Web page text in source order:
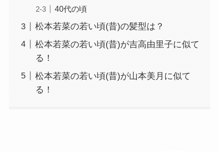
40代の頃
松本若菜の若い頃(昔)の髪型は？
松本若菜の若い頃(昔)が吉高由里子に似て
る！
松本若菜の若い頃(昔)が山本美月に似て
る！